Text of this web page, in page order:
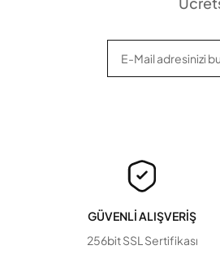
GÜVENLİ ALIŞVERİŞ
256bit SSL Sertifikası